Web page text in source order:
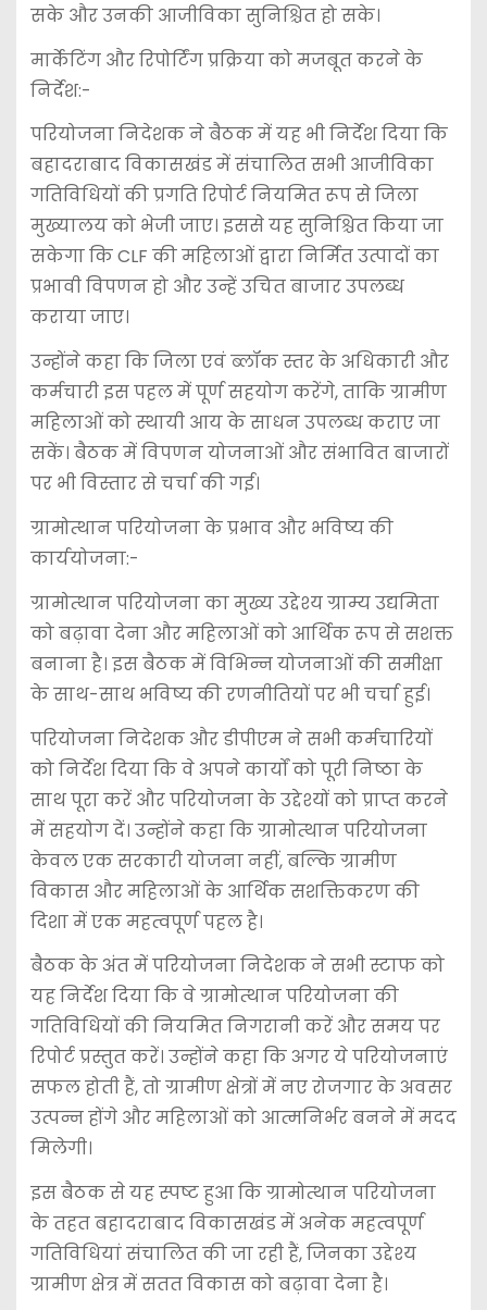
सके और उनकी आजीविका सुनिश्चित हो सके।
मार्केटिंग और रिपोर्टिंग प्रक्रिया को मजबूत करने के
निर्देश:-
परियोजना निदेशक ने बैठक में यह भी निर्देश दिया कि
बहादराबाद विकासखंड में संचालित सभी आजीविका
गतिविधियों की प्रगति रिपोर्ट नियमित रूप से जिला
मुख्यालय को भेजी जाए। इससे यह सुनिश्चित किया जा
सकेगा कि CLF की महिलाओं द्वारा निर्मित उत्पादों का
प्रभावी विपणन हो और उन्हें उचित बाजार उपलब्ध
कराया जाए।
उन्होंने कहा कि जिला एवं ब्लॉक स्तर के अधिकारी और
कर्मचारी इस पहल में पूर्ण सहयोग करेंगे, ताकि ग्रामीण
महिलाओं को स्थायी आय के साधन उपलब्ध कराए जा
सकें। बैठक में विपणन योजनाओं और संभावित बाजारों
पर भी विस्तार से चर्चा की गई।
ग्रामोत्थान परियोजना के प्रभाव और भविष्य की
कार्ययोजना:-
ग्रामोत्थान परियोजना का मुख्य उद्देश्य ग्राम्य उद्यमिता
को बढ़ावा देना और महिलाओं को आर्थिक रूप से सशक्त
बनाना है। इस बैठक में विभिन्न योजनाओं की समीक्षा
के साथ-साथ भविष्य की रणनीतियों पर भी चर्चा हुई।
परियोजना निदेशक और डीपीएम ने सभी कर्मचारियों
को निर्देश दिया कि वे अपने कार्यों को पूरी निष्ठा के
साथ पूरा करें और परियोजना के उद्देश्यों को प्राप्त करने
में सहयोग दें। उन्होंने कहा कि ग्रामोत्थान परियोजना
केवल एक सरकारी योजना नहीं, बल्कि ग्रामीण
विकास और महिलाओं के आर्थिक सशक्तिकरण की
दिशा में एक महत्वपूर्ण पहल है।
बैठक के अंत में परियोजना निदेशक ने सभी स्टाफ को
यह निर्देश दिया कि वे ग्रामोत्थान परियोजना की
गतिविधियों की नियमित निगरानी करें और समय पर
रिपोर्ट प्रस्तुत करें। उन्होंने कहा कि अगर ये परियोजनाएं
सफल होती हैं, तो ग्रामीण क्षेत्रों में नए रोजगार के अवसर
उत्पन्न होंगे और महिलाओं को आत्मनिर्भर बनने में मदद
मिलेगी।
इस बैठक से यह स्पष्ट हुआ कि ग्रामोत्थान परियोजना
के तहत बहादराबाद विकासखंड में अनेक महत्वपूर्ण
गतिविधियां संचालित की जा रही हैं, जिनका उद्देश्य
ग्रामीण क्षेत्र में सतत विकास को बढ़ावा देना है।